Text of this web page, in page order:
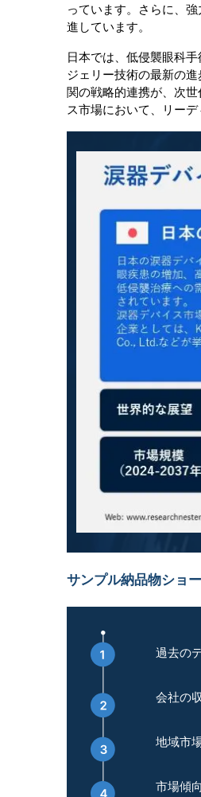
っています。さらに、
進しています。
日本では、低侵襲眼科
ジェリー技術の最新の
関の戦略的連携が、次
ス市場において、リー
サンプル納品物ショ
過去の
会社の
地域市
市場傾